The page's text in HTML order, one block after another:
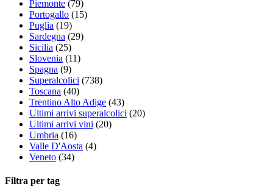
Piemonte (79)
Portogallo (15)
Puglia (19)
Sardegna (29)
Sicilia (25)
Slovenia (11)
Spagna (9)
Superalcolici (738)
Toscana (40)
Trentino Alto Adige (43)
Ultimi arrivi superalcolici (20)
Ultimi arrivi vini (20)
Umbria (16)
Valle D'Aosta (4)
Veneto (34)
Filtra per tag